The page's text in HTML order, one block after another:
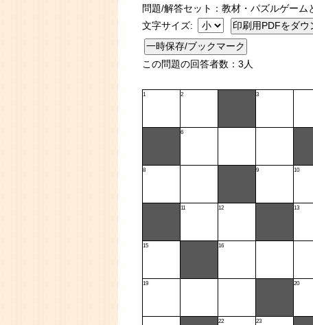
問題/解答セット：教材・パズルゲー
文字サイズ:
一時保存/ブックマーク
この問題の回答者数：3人
1 2 3
6
8 9 10
11 12 13
15 16
19 20
22 23